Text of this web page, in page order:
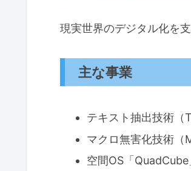
現実世界のデジタル化を
主な事業
テキスト抽出技術（
マクロ無害化技術（
空間OS「QuadCube